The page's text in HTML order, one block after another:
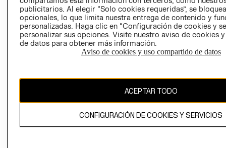
Uruguay ($U)
El contenido de esta página web está protegido por copyright y es
propiedad de H&M Hennes & Mauritz AB.
publicitarios. Al elegir “Solo cookies requeridas”, se
opcionales, lo que limita nuestra entrega de contenido y
personalizadas. Haga clic en “Configuración de cookies y
personalizar sus opciones. Visite nuestro aviso de cookies
de datos para obtener más información.
Aviso de cookies y uso compartido de datos
ACEPTAR TODO
CONFIGURACIÓN DE COOKIES Y SERVICIOS